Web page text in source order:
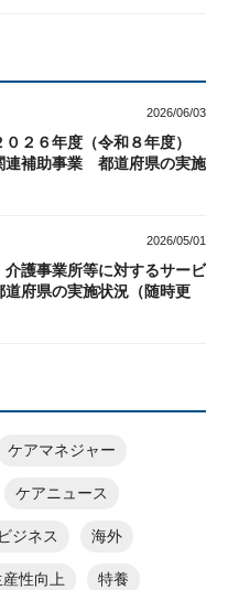
2026/06/03
０２６年度（令和８年度）
連補助事業 都道府県の実施
2026/05/01
介護事業所等に対するサービ
府県の実施状況（随時更
ケアマネジャー
ケアニュース
ビジネス 海外
産性向上 特養